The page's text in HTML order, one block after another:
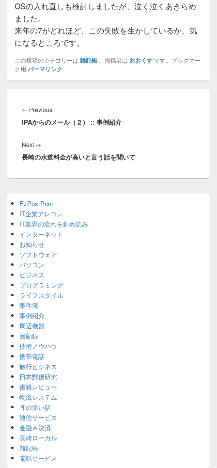
OSの入れ直しも検討しましたが、泣く泣くあきらめ
ました。
来年の7がどれほど、この失敗を生かしているか、気
になるところです。
この投稿のカテゴリーは 雑記帳 、投稿者は おおくすです。ブックマー
ク用 パーマリンク
稿
ナ
ゲ
ー
シ
← PreviousPrevious
post:
IPAからのメール（２） :: 事例紹介
Next →
post:
長崎の水道料金が高いと言う話を聞いて
Sidebar
Widget
Area
EzPostPrint
IT企業アレコレ
IT業界の流れを斜め読み
インターネット
お知らせ
ソフトウェア
パソコン
ビジネス
プログラミング
ライフスタイル
事件簿
事例紹介
周辺機器
回顧録
技術ノウハウ
携帯電話
旅行ビジネス
日本郵便研究
書籍レビュー
物流システム
耳の痛い話
通信サービス
金融＆決済
長崎ローカル
雑記帳
電話サービス